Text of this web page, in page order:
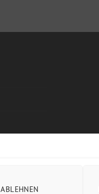
ABLEHNEN